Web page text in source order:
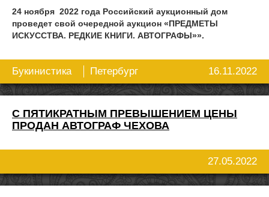
24 ноября 2022 года Российский аукционный дом
проведет свой очередной аукцион «ПРЕДМЕТЫ
ИСКУССТВА. РЕДКИЕ КНИГИ. АВТОГРАФЫ»».
16.11.2022
Букинистика Петербург
С ПЯТИКРАТНЫМ ПРЕВЫШЕНИЕМ ЦЕНЫ
ПРОДАН АВТОГРАФ ЧЕХОВА
27.05.2022